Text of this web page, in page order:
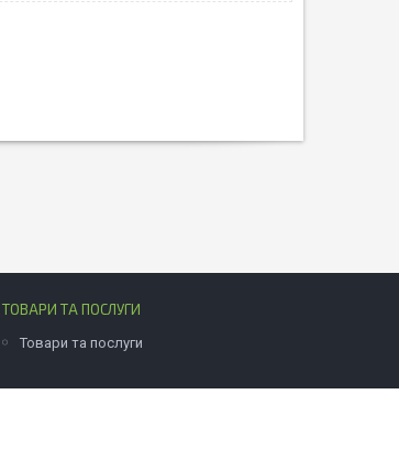
ТОВАРИ ТА ПОСЛУГИ
Товари та послуги